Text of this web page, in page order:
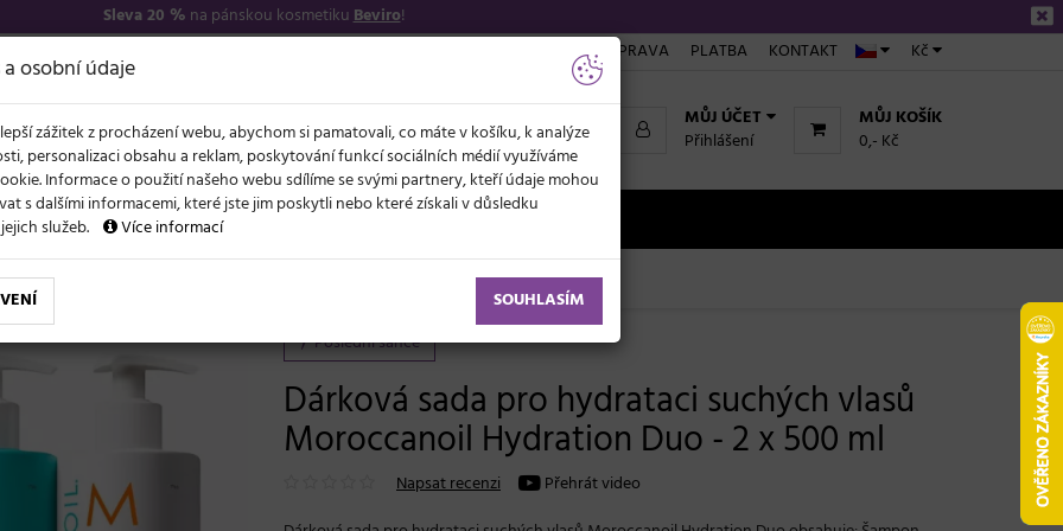
Sleva 20 % na pánskou kosmetikuBeviro!
Kč
DOPRAVA PLATBA KONTAKT
MŮJ KOŠÍK
0,- Kč
MŮJ ÚČET
Přihlášení
NOVĚ LÉTO A VLASY AKCE
sada pro hydrataci suchých vlasů Moroccanoil Hydration Duo - 2 x 500 ml
Poslední šance
Dárková sada pro hydrataci suchých vlasů
Moroccanoil Hydration Duo - 2 x 500 ml
Napsat recenzi Přehrát video
osobní údaje
zážitek z procházení webu, abychom si pamatovali, co máte v košíku, k analýze
personalizaci obsahu a reklam, poskytování funkcí sociálních médií využíváme
Informace o použití našeho webu sdílíme se svými partnery, kteří údaje mohou
s dalšími informacemi, které jste jim poskytli nebo které získali v důsledku
služeb.
Více informací
SOUHLASÍM